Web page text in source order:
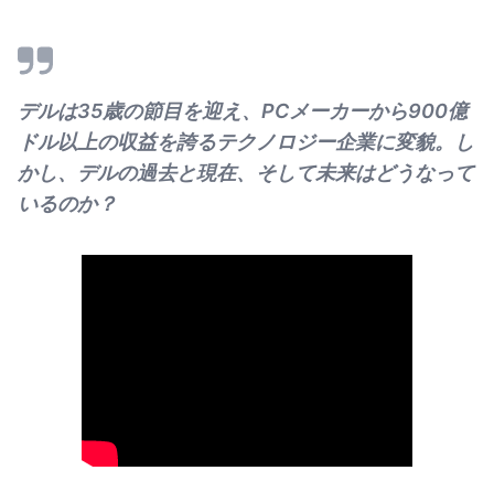
デルは35歳の節目を迎え、PCメーカーから900億
ドル以上の収益を誇るテクノロジー企業に変貌。し
かし、デルの過去と現在、そして未来はどうなって
いるのか？